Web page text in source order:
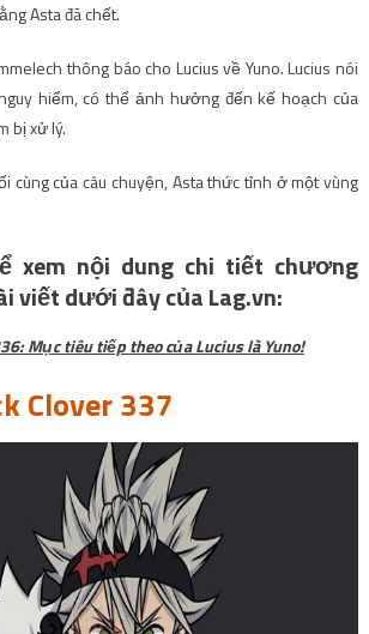
Asta đã chết.
thông báo cho Lucius về Yuno. Lucius nói
hiểm, có thể ảnh hưởng đến kế hoạch của
bị xử lý.
cùng của câu chuyện, Asta thức tỉnh ở một vùng
xem nội dung chi tiết chương
viết dưới đây của Lag.vn:
Mục tiêu tiếp theo của Lucius là Yuno!
Clover 337